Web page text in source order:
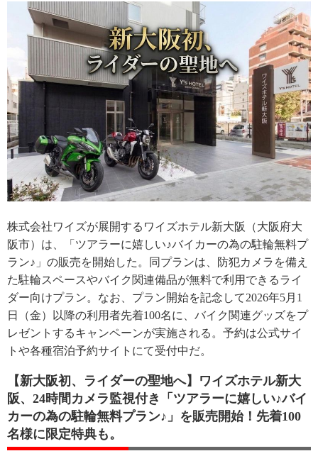
株式会社ワイズが展開するワイズホテル新大阪（大阪府大
阪市）は、「ツアラーに嬉しい♪バイカーの為の駐輪無料プ
ラン♪」の販売を開始した。同プランは、防犯カメラを備え
た駐輪スペースやバイク関連備品が無料で利用できるライ
ダー向けプラン。なお、プラン開始を記念して2026年5月1
日（金）以降の利用者先着100名に、バイク関連グッズをプ
レゼントするキャンペーンが実施される。予約は公式サイ
トや各種宿泊予約サイトにて受付中だ。
【新大阪初、ライダーの聖地へ】ワイズホテル新大
阪、24時間カメラ監視付き「ツアラーに嬉しい♪バイ
カーの為の駐輪無料プラン♪」を販売開始！先着100
名様に限定特典も。